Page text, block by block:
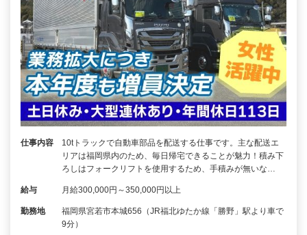
仕事内容
10tトラックで自動車部品を配送する仕事です。主な配送エ
リアは福岡県内のため、毎日帰宅できることが魅力！積み下
ろしはフォークリフトを使用するため、手積みが無いな…
給与 月給300,000円～350,000円以上
勤務地
福岡県宮若市本城656（JR福北ゆたか線「勝野」駅より車で
9分）